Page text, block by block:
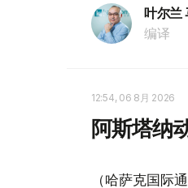
叶尔兰
编译
12:54, 06 8月 2026
阿斯塔纳
（哈萨克国际